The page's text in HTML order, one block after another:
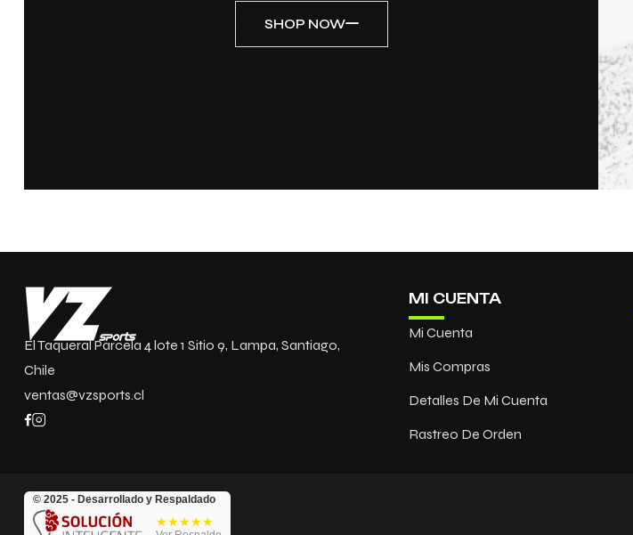
SHOP NOW
El Taqueral Parcela 4 lote 1 Sitio 9, Lampa, Santiago,
Chile
ventas@vzsports.cl
MI CUENTA
Mi Cuenta
Mis Compras
Detalles De Mi Cuenta
Rastreo De Orden
© 2025 - Desarrollado y Respaldado
★★★★★